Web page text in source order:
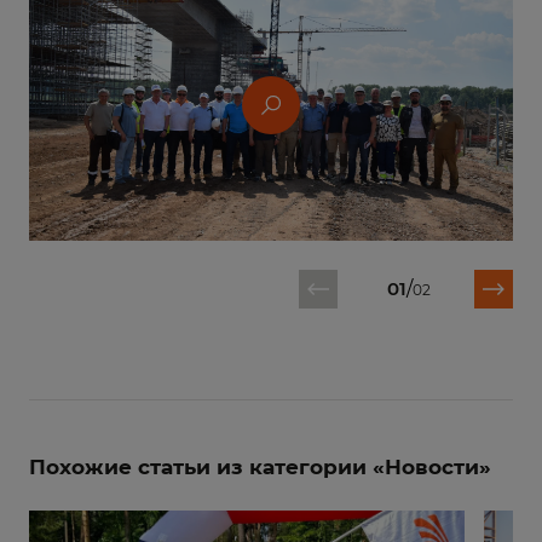
01/02
Похожие статьи из категории «Новости»